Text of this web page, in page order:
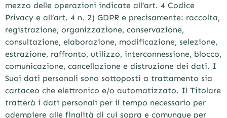
mezzo delle operazioni indicate all’art. 4 Codice
Privacy e all’art. 4 n. 2) GDPR e precisamente: raccolta,
registrazione, organizzazione, conservazione,
consultazione, elaborazione, modificazione, selezione,
estrazione, raffronto, utilizzo, interconnessione, blocco,
comunicazione, cancellazione e distruzione dei dati. I
Suoi dati personali sono sottoposti a trattamento sia
cartaceo che elettronico e/o automatizzato. Il Titolare
tratterà i dati personali per il tempo necessario per
adempiere alle finalità di cui sopra e comunque per